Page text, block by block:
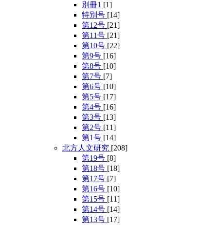
別冊1 [1]
特別号 [14]
第12号 [21]
第11号 [21]
第10号 [22]
第9号 [16]
第8号 [10]
第7号 [7]
第6号 [10]
第5号 [17]
第4号 [16]
第3号 [13]
第2号 [11]
第1号 [14]
北方人文研究 [208]
第19号 [8]
第18号 [18]
第17号 [7]
第16号 [10]
第15号 [11]
第14号 [14]
第13号 [17]